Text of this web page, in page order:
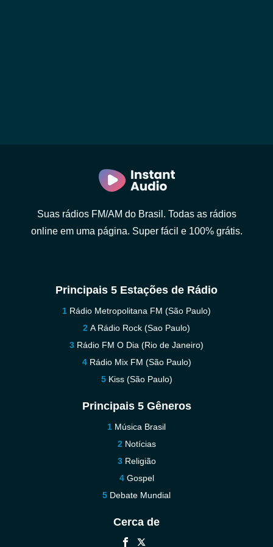
Suas rádios FM/AM do Brasil. Todas as rádios
online em uma página. Super fácil e 100% grátis.
Principais 5 Estações de Rádio
Rádio Metropolitana FM (São Paulo)
A Rádio Rock (Sao Paulo)
Rádio FM O Dia (Rio de Janeiro)
Rádio Mix FM (São Paulo)
Kiss (São Paulo)
Principais 5 Gêneros
Música Brasil
Notícias
Religião
Gospel
Debate Mundial
Cerca de